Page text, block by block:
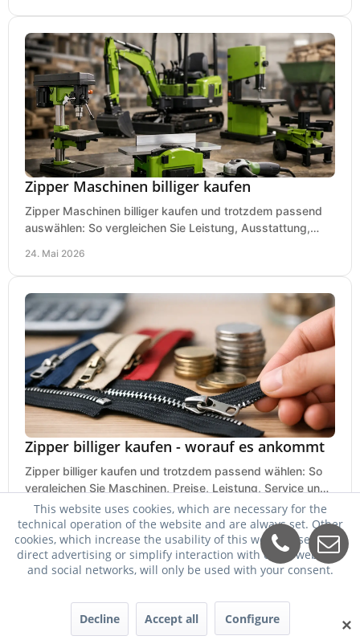
Zipper Maschinen billiger kaufen
Zipper Maschinen billiger kaufen und trotzdem passend
auswählen: So vergleichen Sie Leistung, Ausstattung,
24. Mai 2026
Zipper billiger kaufen - worauf es ankommt
Zipper billiger kaufen und trotzdem passend wählen: So
vergleichen Sie Maschinen, Preise, Leistung, Service und
Einsatzbereich richtig.
23. Mai 2026
✕
This website uses cookies, which are necessary for the
technical operation of the website and are always set. Other
cookies, which increase the usability of this website, serve for
direct advertising or simplify interaction with other websites
and social networks, will only be used with your consent.
Decline Accept all Configure